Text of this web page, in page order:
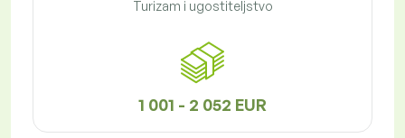
Turizam i ugostiteljstvo
1 001 - 2 052 EUR